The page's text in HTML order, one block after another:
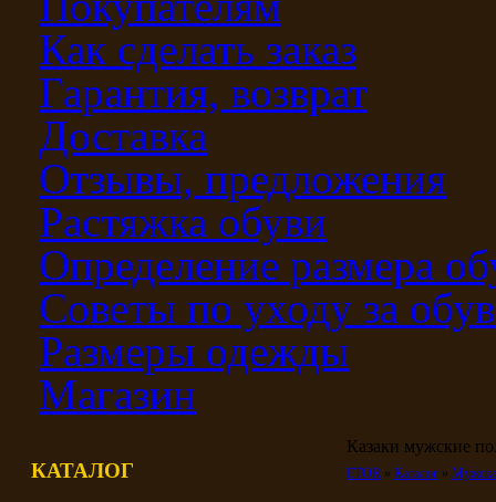
Как сделать заказ
Гарантия, возврат
Доставка
Отзывы, предложения
Растяжка обуви
Определение размера
Советы по уходу за
Размеры одежды
Магазин
КАТАЛОГ
Казаки мужские
ETOR Каталог